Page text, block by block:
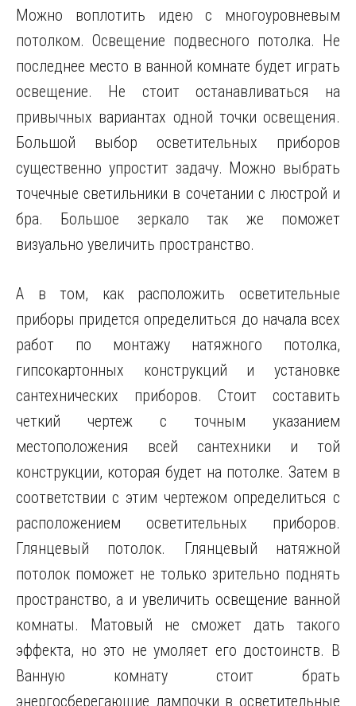
Можно воплотить идею с многоуровневым
потолком. Освещение подвесного потолка. Не
последнее место в ванной комнате будет играть
освещение. Не стоит останавливаться на
привычных вариантах одной точки освещения.
Большой выбор осветительных приборов
существенно упростит задачу. Можно выбрать
точечные светильники в сочетании с люстрой и
бра. Большое зеркало так же поможет
визуально увеличить пространство.
А в том, как расположить осветительные
приборы придется определиться до начала всех
работ по монтажу натяжного потолка,
гипсокартонных конструкций и установке
сантехнических приборов. Стоит составить
четкий чертеж с точным указанием
местоположения всей сантехники и той
конструкции, которая будет на потолке. Затем в
соответствии с этим чертежом определиться с
расположением осветительных приборов.
Глянцевый потолок. Глянцевый натяжной
потолок поможет не только зрительно поднять
пространство, а и увеличить освещение ванной
комнаты. Матовый не сможет дать такого
эффекта, но это не умоляет его достоинств. В
Ванную комнату стоит брать
энергосберегающие лампочки в осветительные